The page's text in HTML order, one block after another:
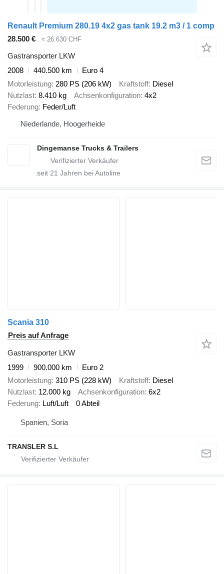
Renault Premium 280.19 4x2 gas tank 19.2 m3 / 1 comp
28.500 €
≈ 26.630 CHF
Gastransporter LKW
2008
440.500 km
Euro 4
Motorleistung 280 PS (206 kW) Kraftstoff Diesel
Nutzlast 8.410 kg Achsenkonfiguration 4x2
Federung Feder/Luft
Niederlande, Hoogerheide
Dingemanse Trucks & Trailers
seit 21 Jahren bei Autoline
Scania 310
Preis auf Anfrage
Gastransporter LKW
1999
900.000 km
Euro 2
Motorleistung 310 PS (228 kW) Kraftstoff Diesel
Nutzlast 12.000 kg Achsenkonfiguration 6x2
Federung Luft/Luft 0 Abteil
Spanien, Soria
TRANSLER S.L